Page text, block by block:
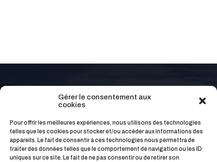
Gérer le consentement aux
cookies
Pour offrir les meilleures expériences, nous utilisons des technologies
telles que les cookies pour stocker et/ou accéder aux informations des
appareils. Le fait de consentir à ces technologies nous permettra de
traiter des données telles que le comportement de navigation ou les ID
uniques sur ce site. Le fait de ne pas consentir ou de retirer son
Pour une demi-journée ou votre
séjour complet, contactez-nous